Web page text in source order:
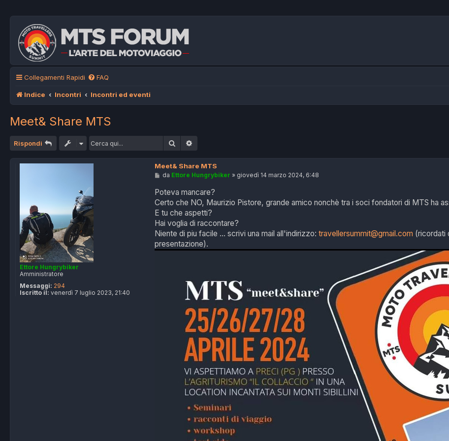
Collegamenti Rapidi FAQ
Indice Incontri Incontri ed eventi
Meet& Share MTS
Rispondi Cerca
Ettore Hungrybiker
Amministratore
Messaggi: 294
Iscritto il: venerdì 7 luglio 2023, 21:40
Meet& Share MTS
M
s
a
g
g
i
o
da Ettore Hungrybiker » giovedì 14 marzo 2024, 6:48
Poteva mancare?
Certo che NO, Maurizio Pistore, grande amico nonchè tra i soci fondatori di MTS ha
E tu che aspetti?
Hai voglia di raccontare?
Niente di piu facile ... scrivi una mail all'indirizzo:travellersummit@gmail.com (ricordati
presentazione).